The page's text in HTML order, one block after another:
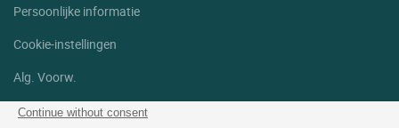
Continue without consent
Persoonlijke informatie
Cookie-instellingen
Alg. Voorw.
Help